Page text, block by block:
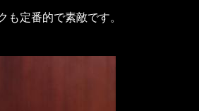
定番的で素敵です。